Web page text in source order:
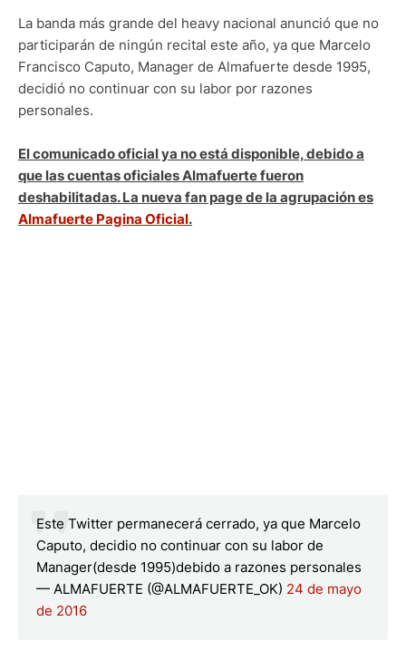
La banda más grande del heavy nacional anunció que no
participarán de ningún recital este año, ya que Marcelo
Francisco Caputo, Manager de Almafuerte desde 1995,
decidió no continuar con su labor por razones
personales.
El comunicado oficial ya no está disponible, debido a
que las cuentas oficiales Almafuerte fueron
deshabilitadas. La nueva fan page de la agrupación es
Almafuerte Pagina Oficial.
Este Twitter permanecerá cerrado, ya que Marcelo
Caputo, decidio no continuar con su labor de
Manager(desde 1995)debido a razones personales
— ALMAFUERTE (@ALMAFUERTE_OK) 24 de mayo
de 2016